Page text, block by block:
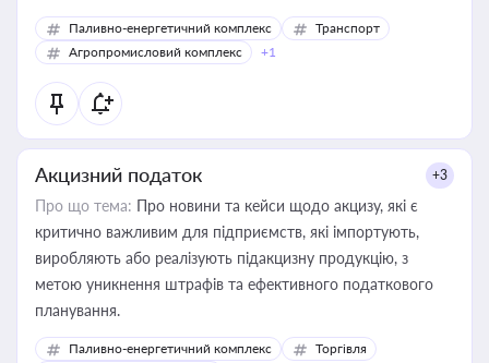
Паливно-енергетичний комплекс
Транспорт
Агропромисловий комплекс
+1
Акцизний податок +3
Про що тема: Про новини та кейси щодо акцизу, які є
критично важливим для підприємств, які імпортують,
виробляють або реалізують підакцизну продукцію, з
метою уникнення штрафів та ефективного податкового
планування.
Паливно-енергетичний комплекс
Торгівля